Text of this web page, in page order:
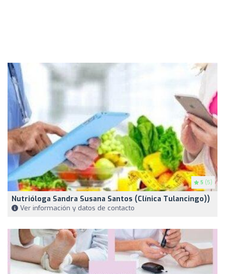
5 (5)
Nutrióloga Sandra Susana Santos (Clínica Tulancingo))
Ver información y datos de contacto